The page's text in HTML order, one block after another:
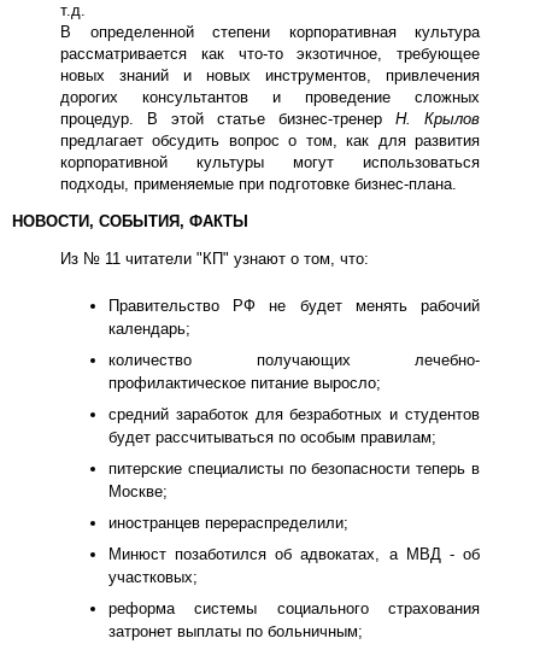
т.д.
В определенной степени корпоративная культура
рассматривается как что-то экзотичное, требующее
новых знаний и новых инструментов, привлечения
дорогих консультантов и проведение сложных
процедур. В этой статье бизнес-тренер Н. Крылов
предлагает обсудить вопрос о том, как для развития
корпоративной культуры могут использоваться
подходы, применяемые при подготовке бизнес-плана.
НОВОСТИ, СОБЫТИЯ, ФАКТЫ
Из № 11 читатели "КП" узнают о том, что:
Правительство РФ не будет менять рабочий
календарь;
количество получающих лечебно-
профилактическое питание выросло;
средний заработок для безработных и студентов
будет рассчитываться по особым правилам;
питерские специалисты по безопасности теперь в
Москве;
иностранцев перераспределили;
Минюст позаботился об адвокатах, а МВД - об
участковых;
реформа системы социального страхования
затронет выплаты по больничным;